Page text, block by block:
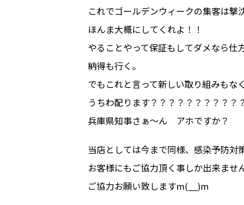
これでゴールデンウィークの集客は撃
ほんま大概にしてくれよ！！
やることやって保証もしてダメなら仕
納得も行く。
でもこれと言って新しい取り組みもな
うちわ配ります？？？？？？？？？？
兵庫県知事さぁ～ん アホですか？
当店としては今まで同様、感染予防対
お客様にもご協力頂く事しか出来ませ
ご協力お願い致しますm(__)m